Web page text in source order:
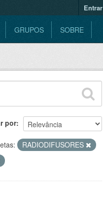
Entrar
GRUPOS SOBRE
por
RADIODIFUSORES